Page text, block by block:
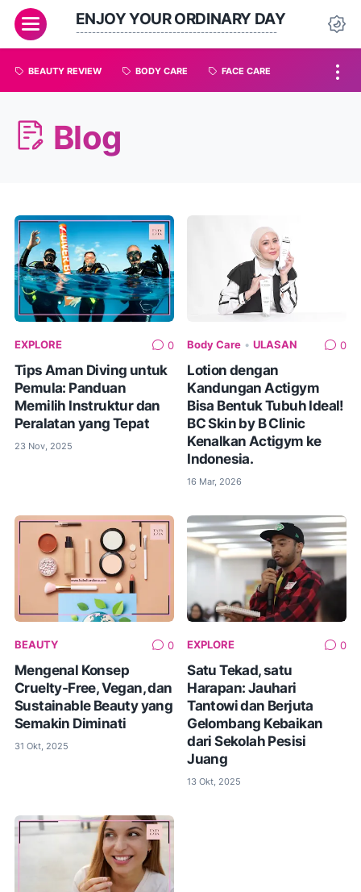
ENJOY YOUR ORDINARY DAY
--------------------------------------------------
BEAUTY REVIEW BODY CARE FACE CARE
Blog
EXPLORE 0
Tips Aman Diving untuk
Pemula: Panduan
Memilih Instruktur dan
Peralatan yang Tepat
23 Nov, 2025
Body Care •ULASAN 0
Lotion dengan
Kandungan Actigym
Bisa Bentuk Tubuh Ideal!
BC Skin by B Clinic
Kenalkan Actigym ke
Indonesia.
16 Mar, 2026
BEAUTY 0
Mengenal Konsep
Cruelty-Free, Vegan, dan
Sustainable Beauty yang
Semakin Diminati
31 Okt, 2025
EXPLORE 0
Satu Tekad, satu
Harapan: Jauhari
Tantowi dan Berjuta
Gelombang Kebaikan
dari Sekolah Pesisi
Juang
13 Okt, 2025